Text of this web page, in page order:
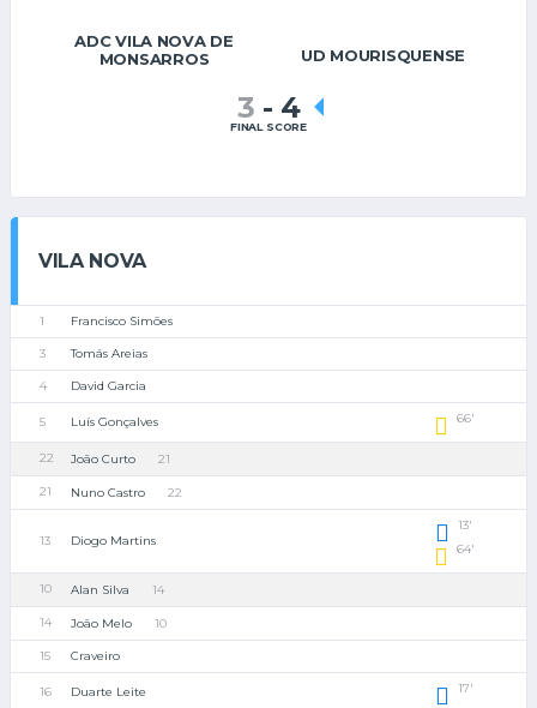
ADC VILA NOVA DE
MONSARROS
UD MOURISQUENSE
3 - 4
FINAL SCORE
VILA NOVA
1 Francisco Simões
3 Tomás Areias
4 David Garcia
5 Luís Gonçalves 66'
22 João Curto 21
21 Nuno Castro 22
13 Diogo Martins
13'
64'
10 Alan Silva 14
14 João Melo 10
15 Craveiro
16 Duarte Leite 17'